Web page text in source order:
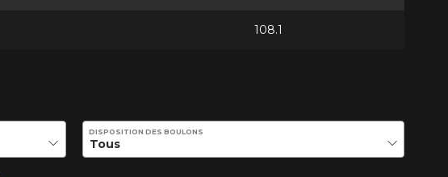
108.1
DISPOSITION DES BOULONS